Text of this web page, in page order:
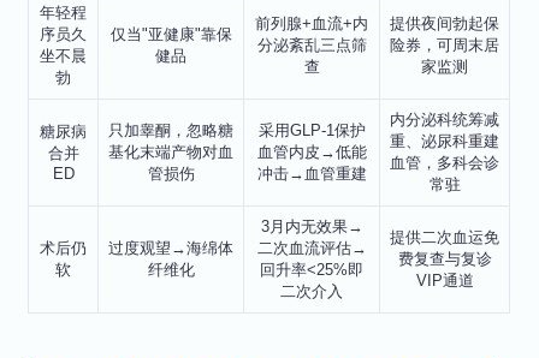
年轻程
序员久
坐不晨
勃
仅当"亚健康"靠保
健品
前列腺+血流+内
分泌紊乱三点筛
查
提供夜间勃起保
险券，可周末居
家监测
糖尿病
合并
ED
只加睾酮，忽略糖
基化末端产物对血
管损伤
采用GLP-1保护
血管内皮→低能
冲击→血管重建
内分泌科统筹减
重、泌尿科重建
血管，多科会诊
常驻
术后仍
软
过度观望→海绵体
纤维化
3月内无效果→
二次血流评估→
回升率<25%即
二次介入
提供二次血运免
费复查与复诊
VIP通道